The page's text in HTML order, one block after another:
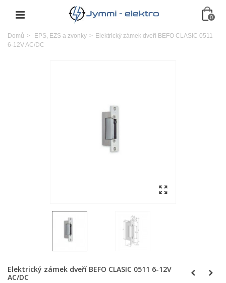
0
Domů > EPS, EZS a zvonky > Elektrický zámek dveří BEFO CLASIC 0511
6-12V AC/DC
Elektrický zámek dveří BEFO CLASIC 0511 6-12V
AC/DC